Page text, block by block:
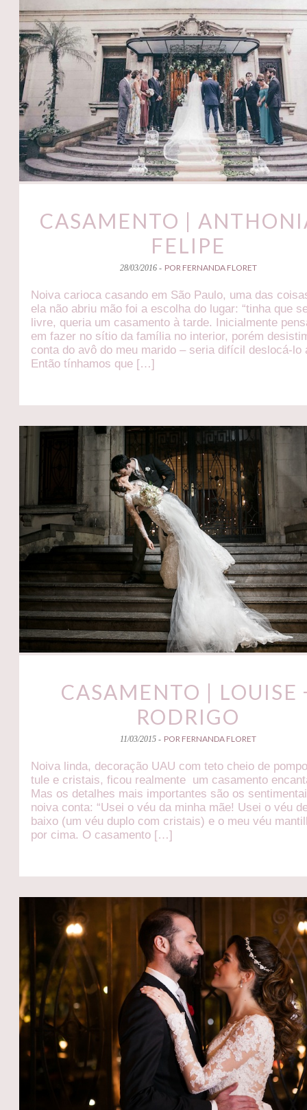
CASAMENTO |
FELIPE
28/03/2016 - POR FERNANDA FLORET
Noiva carioca casando em São Paulo, uma das
ela não abriu mão foi a escolha do lugar: “tinha que
livre, queria um casamento à tarde. Inicialmente
em fazer no sítio da família no interior, porém
conta do avô do meu marido – seria difícil deslocá-lo
Então tínhamos que […]
CASAMENTO | LOUISE
RODRIGO
11/03/2015 - POR FERNANDA FLORET
Noiva linda, decoração UAU com teto cheio de
tule e cristais, ficou realmente um casamento
Mas os detalhes mais importantes são os
noiva conta: “Usei o véu da minha mãe! Usei o véu
baixo (um véu duplo com cristais) e o meu véu
por cima. O casamento […]